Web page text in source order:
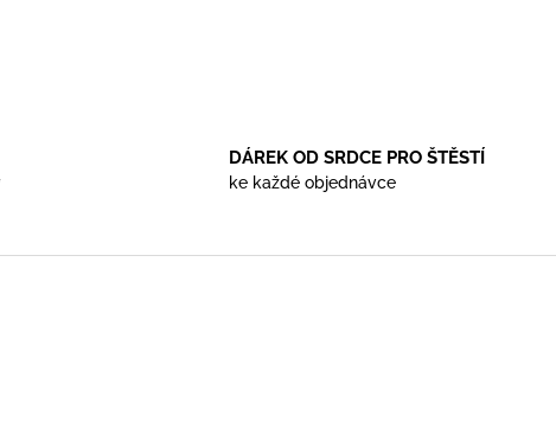
DÁREK OD SRDCE PRO ŠTĚSTÍ
ke každé objednávce